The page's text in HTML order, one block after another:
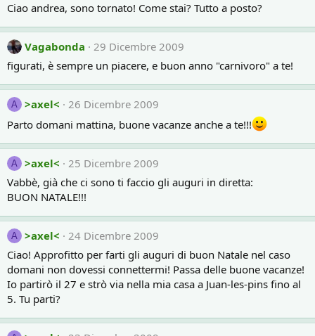
Ciao andrea, sono tornato! Come stai? Tutto a posto?
Vagabonda
29 Dicembre 2009
figurati, è sempre un piacere, e buon anno "carnivoro" a te!
A >axel<
26 Dicembre 2009
Parto domani mattina, buone vacanze anche a te!!!
A >axel<
25 Dicembre 2009
Vabbè, già che ci sono ti faccio gli auguri in diretta:
BUON NATALE!!!
A >axel<
24 Dicembre 2009
Ciao! Approfitto per farti gli auguri di buon Natale nel caso
domani non dovessi connettermi! Passa delle buone vacanze!
Io partirò il 27 e strò via nella mia casa a Juan-les-pins fino al
5. Tu parti?